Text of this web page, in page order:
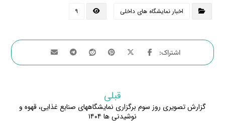
اخبار نمایشگاه های داخلی ۹
قبلی
گزارش تصویری روز سوم برگزاری نمایشگاههای صنایع غذایی، قهوه و
نوشیدنی ها ۱۴۰۴